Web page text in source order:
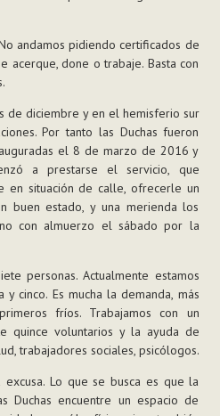
andamos pidiendo certificados de
acerque, done o trabaje. Basta con
de diciembre y en el hemisferio sur
Por tanto las Duchas fueron
el 8 de marzo de 2016 y
a prestarse el servicio, que
en situación de calle, ofrecerle un
buen estado, y una merienda los
con almuerzo el sábado por la
personas. Actualmente estamos
cinco. Es mucha la demanda, más
fríos. Trabajamos con un
quince voluntarios y la ayuda de
trabajadores sociales, psicólogos.
Lo que se busca es que la
Duchas encuentre un espacio de